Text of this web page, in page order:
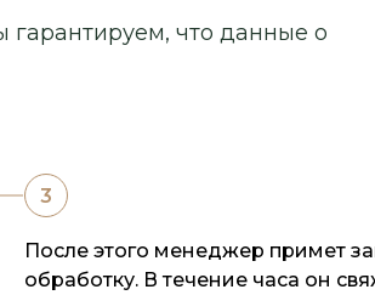
что данные о
После этого менеджер примет
обработку. В течение часа он